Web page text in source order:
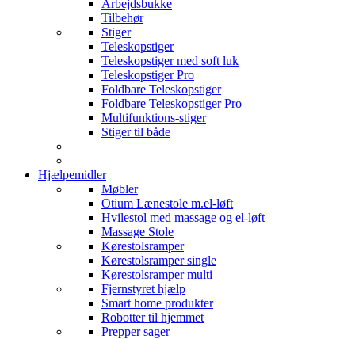
Arbejdsbukke
Tilbehør
Stiger
Teleskopstiger
Teleskopstiger med soft luk
Teleskopstiger Pro
Foldbare Teleskopstiger
Foldbare Teleskopstiger Pro
Multifunktions-stiger
Stiger til både
Hjælpemidler
Møbler
Otium Lænestole m.el-løft
Hvilestol med massage og el-løft
Massage Stole
Kørestolsramper
Kørestolsramper single
Kørestolsramper multi
Fjernstyret hjælp
Smart home produkter
Robotter til hjemmet
Prepper sager